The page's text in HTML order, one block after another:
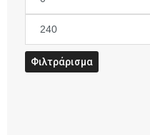
τιμή
Μέγιστη
τιμή
Φιλτράρισμα